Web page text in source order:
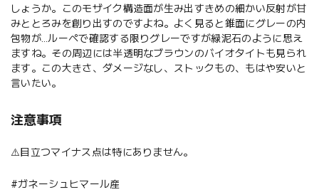
しょうか。このモザイク構造面が生み出すきめの細かい反射が甘
みととろみを創り出すのですよね。よく見ると錐面にグレーの内
包物が…ルーペで確認する限りグレーですが緑泥石のように思え
ますね。その周辺には半透明なブラウンのバイオタイトも見られ
ます。この大きさ、ダメージなし、ストックもの、もはや安いと
言いたい。
注意事項
⚠️目立つマイナス点は特にありません。
#ガネーシュヒマール産